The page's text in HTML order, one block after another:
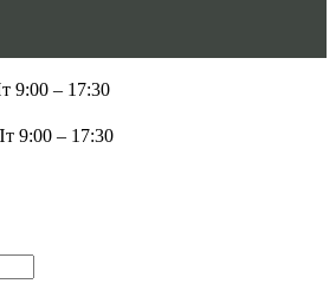
9:00 – 17:30
9:00 – 17:30